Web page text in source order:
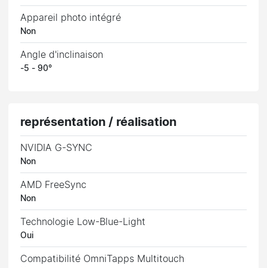
Appareil photo intégré
Non
Angle d'inclinaison
-5 - 90°
représentation / réalisation
NVIDIA G-SYNC
Non
AMD FreeSync
Non
Technologie Low-Blue-Light
Oui
Compatibilité OmniTapps Multitouch